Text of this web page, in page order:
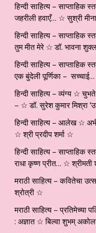
हिन्दी साहित्य –
जहरीली हवाएँ… ☆ सुश्री मीना
हिन्दी साहित्य –
तुम मीत मेरे ☆ डॉ. भावना
हिन्दी साहित्य –
एक बुंदेली पूर्णिका –
हिन्दी साहित्य – व्यंग्य ☆
– ☆ डॉ. सुरेश कुमार मिश्रा
हिन्दी साहित्य – आलेख ☆
☆ श्री प्रदीप शर्मा ☆
हिन्दी साहित्य –
राधा कृष्ण प्रीत… ☆
मराठी साहित्य – कवितेचा
श्रोत्री ☆
मराठी साहित्य –
: अज्ञात ☆ बिल्वा शुभम्